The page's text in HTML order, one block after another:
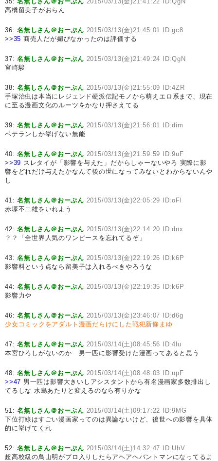
高橋留美子がおらん
36:名無しさん＠おーぷん 2015/03/13(金)21:45:01 ID:gc8
>>35 商売人だが媚びなかったのは評価する
37:名無しさん＠おーぷん 2015/03/13(金)21:49:24 ID:QgN
宮崎駿
38:名無しさん＠おーぷん 2015/03/13(金)21:55:09 ID:4ZR
手塚治虫は本当にレジェンド硬派伝記モノから萌えエロ系まで、現在
に至る漫画文化のルーツをかなり押さえてる
39:名無しさん＠おーぷん 2015/03/13(金)21:56:01 ID:dim
ベテランしか挙げない無能
40:名無しさん＠おーぷん 2015/03/13(金)21:59:59 ID:9uF
>>39 スレタイが「影響を与えた」だからしゃーないやろ 実際に影
響をどれだけ与えたかなんて後の世になってみないとわからないんや
し
41:名無しさん＠おーぷん 2015/03/13(金)22:05:29 ID:oFl
赤塚不二雄をいれよう
42:名無しさん＠おーぷん 2015/03/13(金)22:14:20 ID:dnx
？？「全世界人気のワンピースを忘れてるぞ」
43:名無しさん＠おーぷん 2015/03/13(金)22:19:26 ID:k6P
影響料という点なら留美子は入れるべきやろうな
44:名無しさん＠おーぷん 2015/03/13(金)22:19:35 ID:k6P
影響力や
46:名無しさん＠おーぷん 2015/03/13(金)23:46:07 ID:d6g
少女コミックをアダルト漫画だらけにした戦犯新條まゆ
47:名無しさん＠おーぷん 2015/03/14(土)08:45:56 ID:4lu
本宮ひろしがないのか 男一匹に影響受けた漫画ってあると思う
48:名無しさん＠おーぷん 2015/03/14(土)08:48:03 ID:upF
>>47 男一匹は影響大きいしアシスタントから有名漫画家多数排出し
てるしな 水島あたりと変えるのなら有りかな
51:名無しさん＠おーぷん 2015/03/14(土)09:17:22 ID:9MG
下位打線はすごい漫画家ってのは異論ないけど、後世への影響を具体
的に挙げてくれ
52:名無しさん＠おーぷん 2015/03/14(土)14:32:47 ID:UhV
超高校級の鳥山明がプロ入りしたらアヘアヘバントマンになってるよ